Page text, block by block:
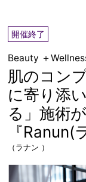
開催終了
Beauty ＋
肌のコン
に寄り添
る」施術
『Ranun(
（ラナン ）